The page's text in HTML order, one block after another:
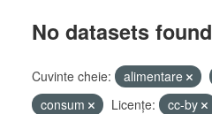
No datasets found
Cuvinte cheie: alimentare
consum
Licenţe: cc-by